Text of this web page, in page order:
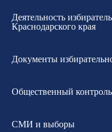
Деятельность
Краснодарского края
Документы
Общественный контроль
СМИ и выборы